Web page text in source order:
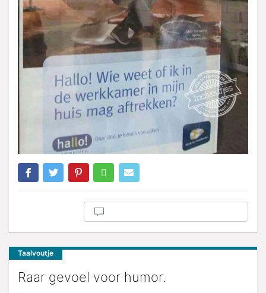
Taalvoutje
Raar gevoel voor humor.